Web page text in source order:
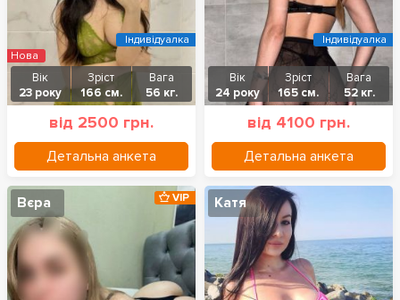
Вік
23 року
Зріст
166 см.
Вага
56 кг.
від 2500 грн.
Детальна анкета
Нова
Індивідуалка
Вік
24 року
Зріст
165 см.
Вага
52 кг.
від 4100 грн.
Детальна анкета
Індивідуалка
Вєра VIP Катя